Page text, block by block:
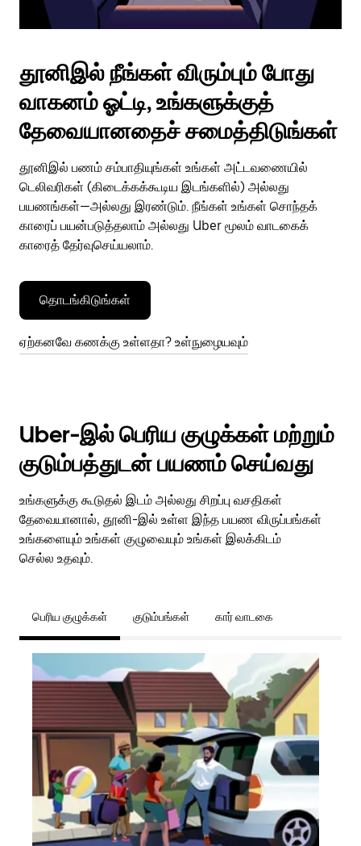
தூனிஇல் நீங்கள் விரும்பும் போது
வாகனம் ஓட்டி, உங்களுக்குத்
தேவையானதைச் சமைத்திடுங்கள்
தூனிஇல் பணம் சம்பாதியுங்கள் உங்கள் அட்டவணையில்
டெலிவரிகள் (கிடைக்கக்கூடிய இடங்களில்) அல்லது
பயணங்கள்—அல்லது இரண்டும். நீங்கள் உங்கள் சொந்தக்
காரைப் பயன்படுத்தலாம் அல்லது Uber மூலம் வாடகைக்
காரைத் தேர்வுசெய்யலாம்.
தொடங்கிடுங்கள்
ஏற்கனவே கணக்கு உள்ளதா? உள்நுழையவும்
Uber-இல் பெரிய குழுக்கள் மற்றும்
குடும்பத்துடன் பயணம் செய்வது
உங்களுக்கு கூடுதல் இடம் அல்லது சிறப்பு வசதிகள்
தேவையானால், தூனி-இல் உள்ள இந்த பயண விருப்பங்கள்
உங்களையும் உங்கள் குழுவையும் உங்கள் இலக்கிடம்
செல்ல உதவும்.
பெரிய குழுக்கள் குடும்பங்கள் கார் வாடகை